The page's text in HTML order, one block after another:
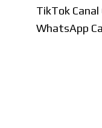
TikTok
WhatsApp